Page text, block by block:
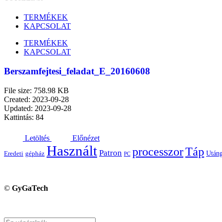
TERMÉKEK
KAPCSOLAT
TERMÉKEK
KAPCSOLAT
Berszamfejtesi_feladat_E_20160608
File size: 758.98 KB
Created: 2023-09-28
Updated: 2023-09-28
Kattintás: 84
Letöltés Előnézet
Eredeti gépház Használt Patron PC processzorTáp
© GyGaTech